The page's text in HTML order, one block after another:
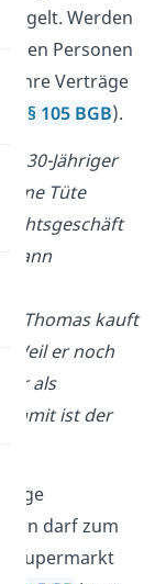
Werden
Personen
ihre Verträge
(§ 105 BGB).
30-Jähriger
eine Tüte
Mann
Thomas kauft
Weil er noch
er als
damit ist der
darf zum
Supermarkt